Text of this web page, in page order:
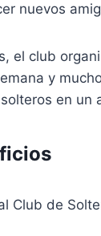
nuevos
el club
y
en un
Club de